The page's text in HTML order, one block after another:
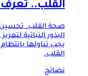
القلب.. تعرف
صحة القلب. تحسين
البذور النباتية
يجب تناولها
القلب.
نصائح